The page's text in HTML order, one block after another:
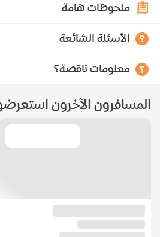
ملحوظات هامة
الأسئلة الشائعة
معلومات ناقصة؟
المسافرون الآخرون